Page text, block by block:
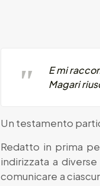
E mi
Magari
Un testamento
Redatto in prima
indirizzata a
comunicare a